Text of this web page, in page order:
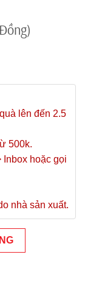
lên đến 2.5
500k.
Inbox hoặc gọi
nhà sản xuất.